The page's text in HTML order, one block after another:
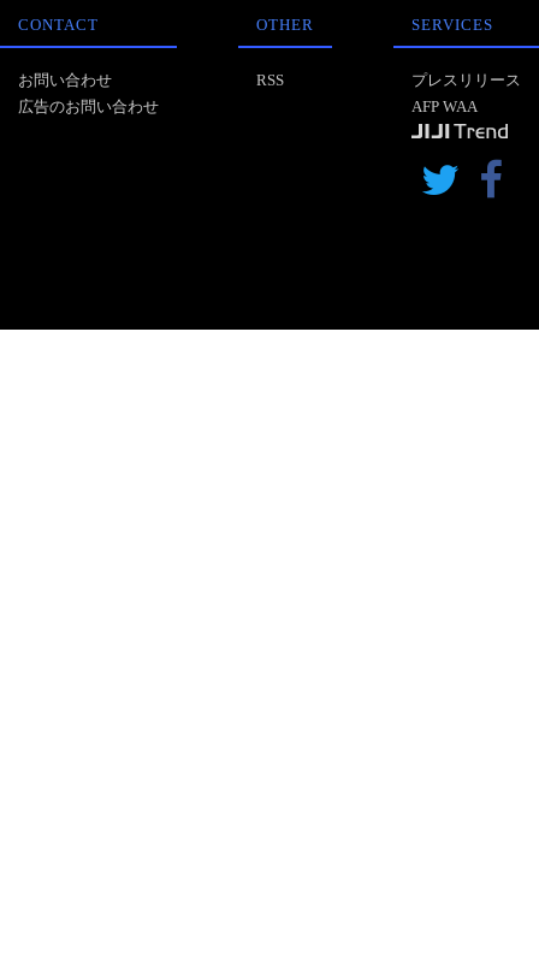
CONTACT
お問い合わせ
広告のお問い合わせ
OTHER
RSS
SERVICES
プレスリリース
AFP WAA